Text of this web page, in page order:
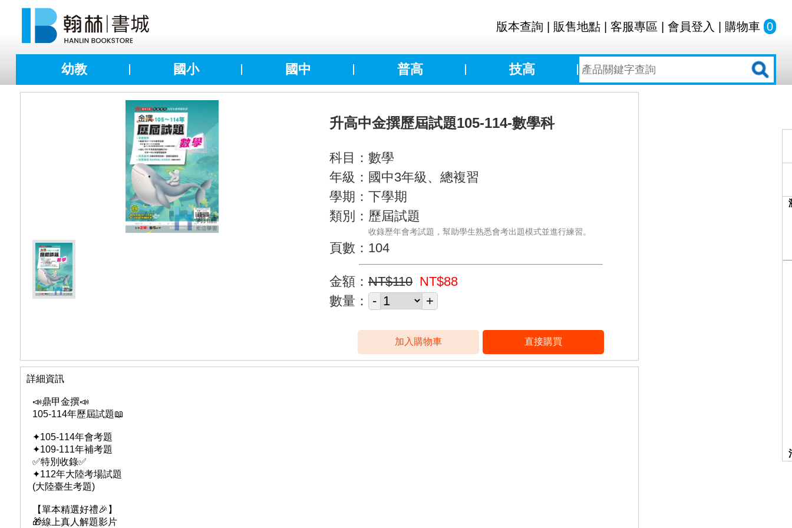
版本查詢 販售地點 客服專區 會員登入 購物車 0
幼教 國小 國中 普高 技高
升高中金撰歷屆試題105-114-數學科
科目：數學
年級：國中3年級、總複習
學期：下學期
類別：歷屆試題
收錄歷年會考試題，幫助學生熟悉會考出題模式並進行練習。
頁數：104
金額： NT$110 NT$88
數量：
詳細資訊
📣鼎甲金撰📣
105-114年歷屆試題📖
✦105-114年會考題
✦109-111年補考題
✅特別收錄✅
✦112年大陸考場試題
(大陸臺生考題)
【單本精選好禮🎉】
🎁線上真人解題影片